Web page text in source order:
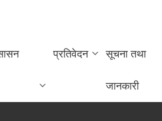
प्रतिवेदन सूचना तथा
जानकारी